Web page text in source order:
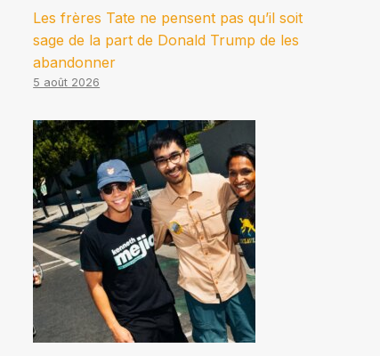
Les frères Tate ne pensent pas qu’il soit
sage de la part de Donald Trump de les
abandonner
5 août 2026